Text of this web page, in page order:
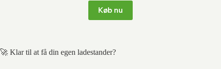
Køb nu
🚀 Klar til at få din egen ladestander?